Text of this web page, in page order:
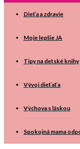
Dieťa a zdravie
Moje lepšie JA
Tipy na detské knihy
Vývoj dieťaťa
Výchova s láskou
Spokojná mama